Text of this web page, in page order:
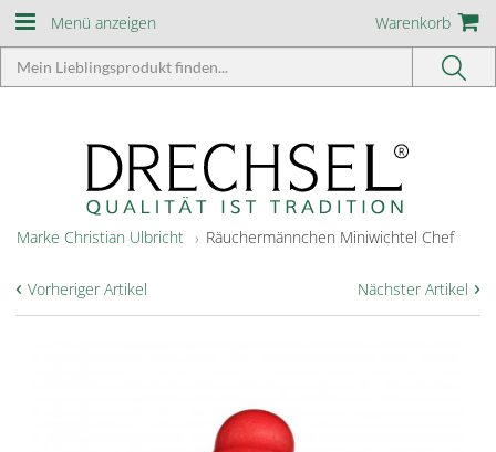
Menü anzeigen Warenkorb
Marke Christian Ulbricht Räuchermännchen Miniwichtel Chef
Nächster Artikel ›
‹ Vorheriger Artikel